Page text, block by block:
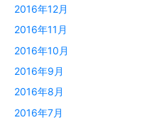
2016年12月
2016年11月
2016年10月
2016年9月
2016年8月
2016年7月